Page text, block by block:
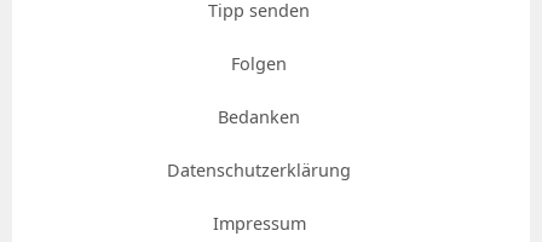
Tipp senden
Folgen
Bedanken
Datenschutzerklärung
Impressum